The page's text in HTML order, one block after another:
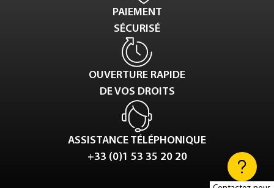
PAIEMENT
SÉCURISÉ
OUVERTURE RAPIDE
DE VOS DROITS
ASSISTANCE TÉLÉPHONIQUE
+33 (0)1 53 35 20 20